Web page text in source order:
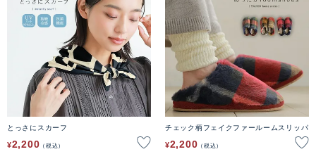
とっさにスカーフ
¥2,200 税込
チェック柄フェイクファールームスリッパ
¥2,200 税込